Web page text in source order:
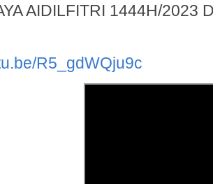
AIDILFITRI 1444H/2023
R5_gdWQju9c